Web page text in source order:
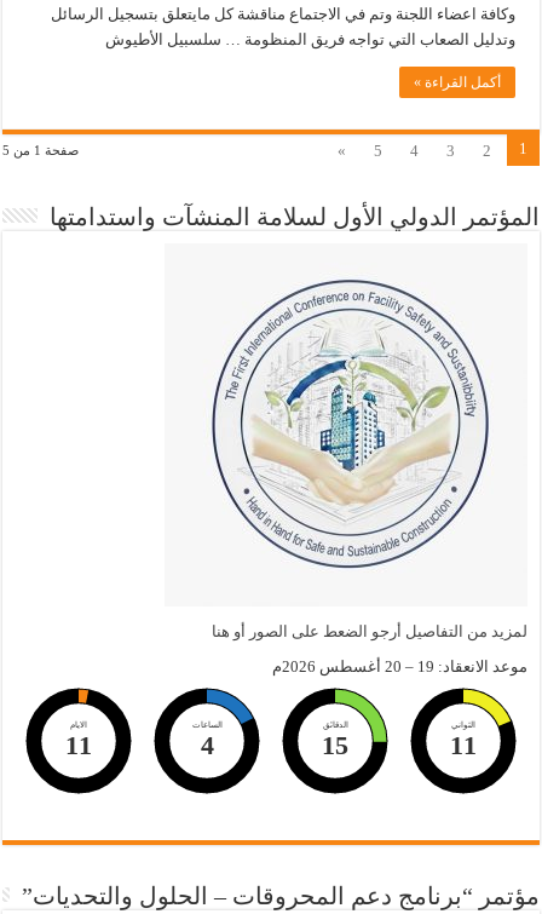
وكافة اعضاء اللجنة وتم في الاجتماع مناقشة كل مايتعلق بتسجيل الرسائل
وتدليل الصعاب التي تواجه فريق المنظومة … سلسبيل الأطيوش
أكمل القراءة »
صفحة 1 من 5 1
2
3
4
5
»
المؤتمر الدولي الأول لسلامة المنشآت واستدامتها
لمزيد من التفاصيل أرجو الضعط على الصور أو هنا
موعد الانعقاد: 19 – 20 أغسطس 2026م
الايام
11
الساعات
4
الدقائق
15
الثواني
10
مؤتمر “برنامج دعم المحروقات – الحلول والتحديات”